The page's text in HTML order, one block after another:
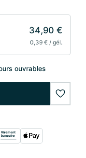
34,90 €
0,39 € / gél.
ouvrables